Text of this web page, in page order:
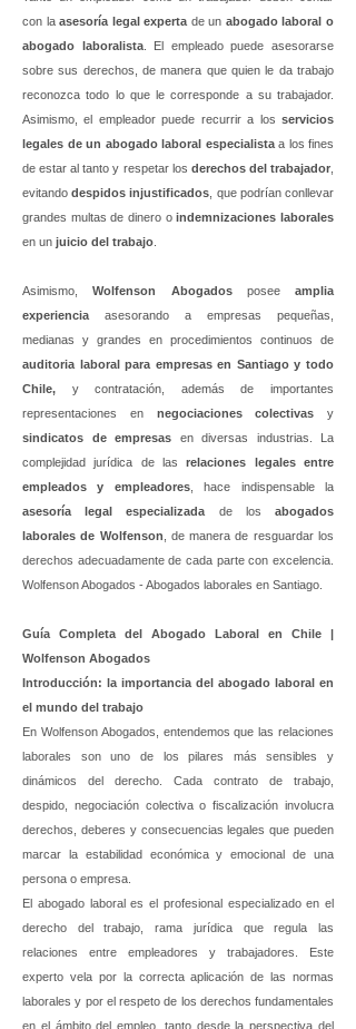
con laasesoría legal experta de un abogado laboral o
abogado laboralista. El empleado puede asesorarse
sobre sus derechos, de manera que quien le da trabajo
reconozca todo lo que le corresponde a su trabajador.
Asimismo, el empleador puede recurrir a los servicios
legales de un abogado laboral especialista a los fines
de estar al tanto y respetar los derechos del trabajador
evitandodespidos injustificados , que podrían conllevar
grandes multas de dinero oindemnizaciones laborales
en un juicio del trabajo
Asimismo,Wolfenson Abogadosposee amplia
experiencia asesorando a empresas pequeñas,
medianas y grandes en procedimientos continuos de
auditoria laboral para empresas en Santiago y todo
Chile, y contratación, además de importantes
representaciones en negociaciones colectivas y
sindicatos de empresas en diversas industrias. La
complejidad jurídica de lasrelaciones legales entre
empleados y empleadores, hace indispensable la
asesoría legal especializada de losabogados
laborales de Wolfenson , de manera de resguardarlos
derechos adecuadamente de cada parte con excelencia.
Wolfenson Abogados - Abogados laborales en Santiago.
Guía Completa del Abogado Laboral en Chile |
Wolfenson Abogados
Introducción: la importancia del abogado laboral en
el mundo del trabajo
En Wolfenson Abogados, entendemos que las relaciones
laborales son uno de los pilares más sensibles y
dinámicos del derecho. Cada contrato de trabajo,
despido, negociación colectiva o fiscalización involucra
derechos, deberes y consecuencias legales que pueden
marcar la estabilidad económica y emocional de una
persona o empresa.
El abogado laboral es el profesional especializado en el
derecho del trabajo, rama jurídica que regula las
relaciones entre empleadores y trabajadores. Este
experto vela por la correcta aplicación de las normas
laborales y por el respeto de los derechos fundamentales
en el ámbito del empleo, tanto desde la perspectiva del